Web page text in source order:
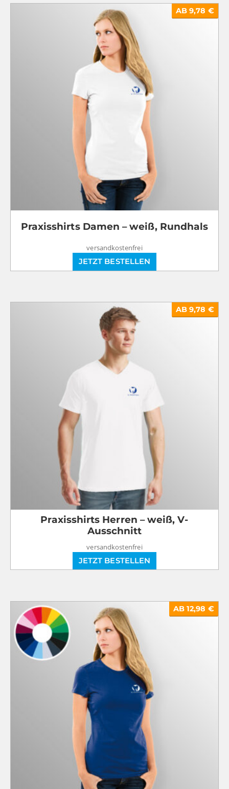
Praxisshirts Damen – weiß, Rundhals
AB 9,78 €
versandkostenfrei
JETZT BESTELLEN
Praxisshirts Herren – weiß, V-
Ausschnitt
AB 9,78 €
versandkostenfrei
JETZT BESTELLEN
AB 12,98 €